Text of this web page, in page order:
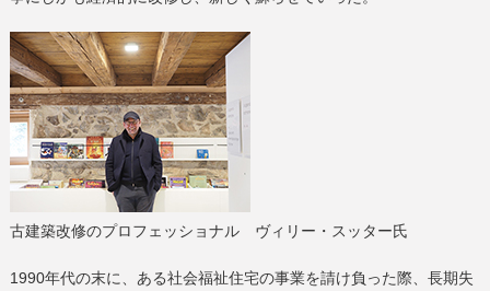
古建築改修のプロフェッショナル ヴィリー・スッター氏
1990年代の末に、ある社会福祉住宅の事業を請け負った際、長期失